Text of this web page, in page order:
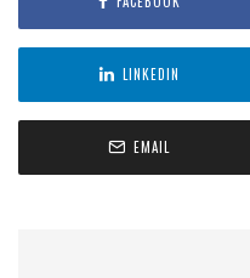
LINKEDIN
EMAIL